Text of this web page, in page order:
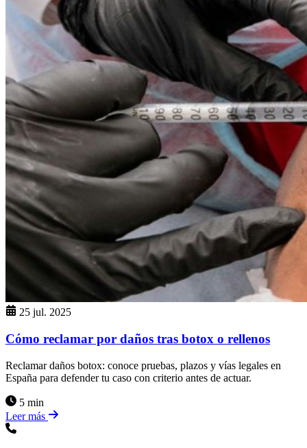
25 jul. 2025
Cómo reclamar por daños tras botox o rellenos
Reclamar daños botox: conoce pruebas, plazos y vías legales en
España para defender tu caso con criterio antes de actuar.
5 min
Leer más